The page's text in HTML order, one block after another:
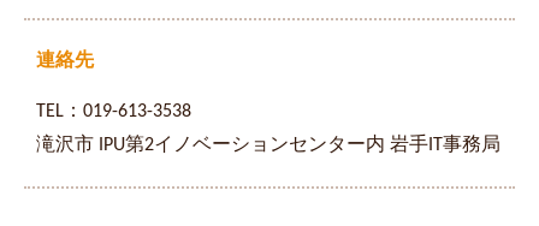
連絡先
TEL：019-613-3538
滝沢市 IPU第2イノベーションセンター内 岩手IT事務局